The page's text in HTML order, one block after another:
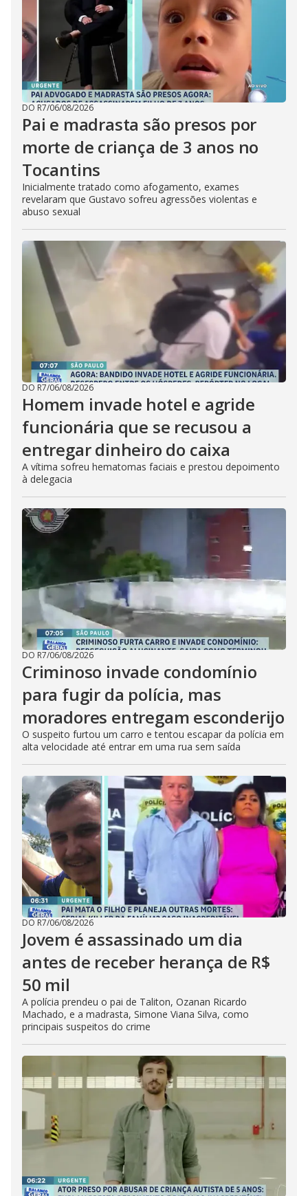
DO R7/06/08/2026
Pai e madrasta são presos por
morte de criança de 3 anos no
Tocantins
Inicialmente tratado como afogamento, exames
revelaram que Gustavo sofreu agressões violentas e
abuso sexual
DO R7/06/08/2026
Homem invade hotel e agride
funcionária que se recusou a
entregar dinheiro do caixa
A vítima sofreu hematomas faciais e prestou depoimento
à delegacia
DO R7/06/08/2026
Criminoso invade condomínio
para fugir da polícia, mas
moradores entregam esconderijo
O suspeito furtou um carro e tentou escapar da polícia em
alta velocidade até entrar em uma rua sem saída
DO R7/06/08/2026
Jovem é assassinado um dia
antes de receber herança de R$
50 mil
A polícia prendeu o pai de Taliton, Ozanan Ricardo
Machado, e a madrasta, Simone Viana Silva, como
principais suspeitos do crime